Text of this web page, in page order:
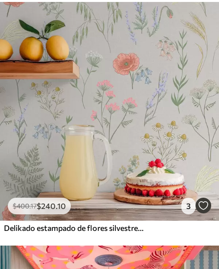
$400.17$240.10 3
Delikado estampado de flores silvestres sobre fondo claro